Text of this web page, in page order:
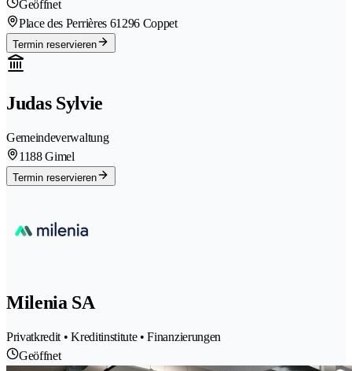
Geöffnet
Place des Perrières 61296 Coppet
Termin reservieren
Judas Sylvie
Gemeindeverwaltung
1188 Gimel
Termin reservieren
Milenia SA
Privatkredit • Kreditinstitute • Finanzierungen
Geöffnet